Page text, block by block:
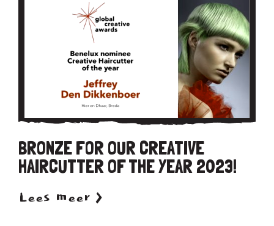
BRONZE FOR OUR CREATIVE
HAIRCUTTER OF THE YEAR 2023!
Lees meer >